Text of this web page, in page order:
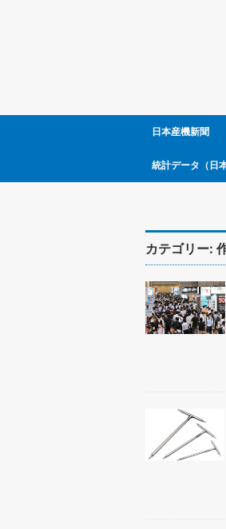
日本産機新聞
統計データ（日
カテゴリー: